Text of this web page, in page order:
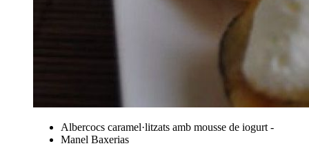
Albercocs caramel·litzats amb mousse de iogurt -
Manel Baxerias